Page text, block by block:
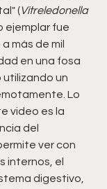
(Vitreledonella
ejemplar fue
más de mil
en una fosa
un
Lo
video es la
del
ver con
internos, el
digestivo,